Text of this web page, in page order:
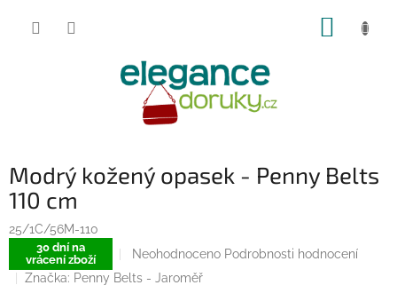
Modrý kožený opasek - Penny Belts
110 cm
25/1C/56M-110
30 dní na
vrácení zboží
Průměrné
hodnocení
produktu
Neohodnoceno Podrobnosti hodnocení
Značka: Penny Belts - Jaroměř